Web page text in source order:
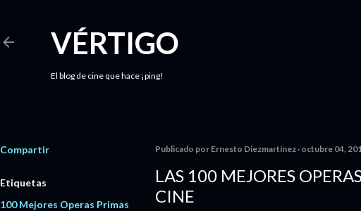
VÉRTIGO
El blog de cine que hace ¡ping!
Compartir
Etiquetas
100 Mejores Operas Primas
Publicado por Ernesto Diezmartínez octubre 04,
LAS 100 MEJORES
CINE